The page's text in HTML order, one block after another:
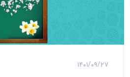
1401/09/27